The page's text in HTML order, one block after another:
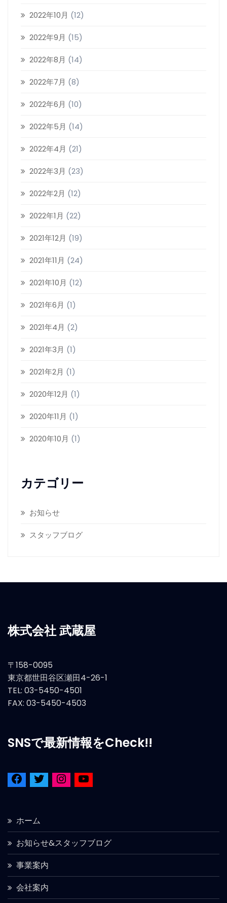
2022年10月 (12)
2022年9月 (15)
2022年8月 (14)
2022年7月 (8)
2022年6月 (10)
2022年5月 (14)
2022年4月 (21)
2022年3月 (23)
2022年2月 (12)
2022年1月 (22)
2021年12月 (19)
2021年11月 (24)
2021年10月 (12)
2021年6月 (1)
2021年4月 (2)
2021年3月 (1)
2021年2月 (1)
2020年12月 (1)
2020年11月 (1)
2020年10月 (1)
カテゴリー
お知らせ
スタッフブログ
株式会社 武蔵屋
〒158-0095
東京都世田谷区瀬田4-26-1
TEL: 03-5450-4501
FAX: 03-5450-4503
SNSで最新情報をCheck!!
ホーム
お知らせ&スタッフブログ
事業案内
会社案内